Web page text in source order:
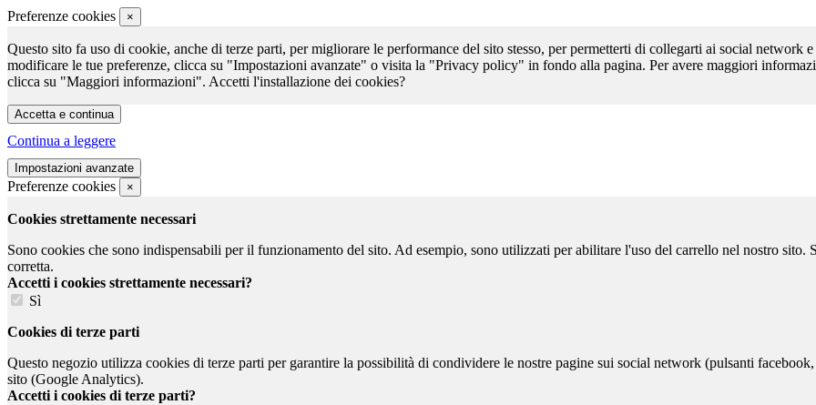
Preferenze cookies ×
Questo sito fa uso di cookie, anche di terze parti, per migliorare le performance del sito stesso, per permetterti di collegarti ai social network
modificare le tue preferenze, clicca su "Impostazioni avanzate" o visita la "Privacy policy" in fondo alla pagina. Per avere maggiori
clicca su "Maggiori informazioni". Accetti l'installazione dei cookies?
Continua a leggere
Preferenze cookies ×
Cookies strettamente necessari
Sono cookies che sono indispensabili per il funzionamento del sito. Ad esempio, sono utilizzati per abilitare l'uso del carrello nel nostro sito.
corretta.
Accetti i cookies strettamente necessari?
Sì
Cookies di terze parti
Questo negozio utilizza cookies di terze parti per garantire la possibilità di condividere le nostre pagine sui social network (pulsanti
sito (Google Analytics).
Accetti i cookies di terze parti?